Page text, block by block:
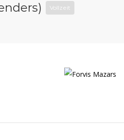
Vollzeit